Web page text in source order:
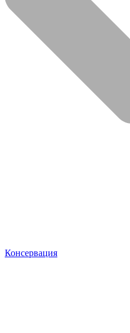
Консервация